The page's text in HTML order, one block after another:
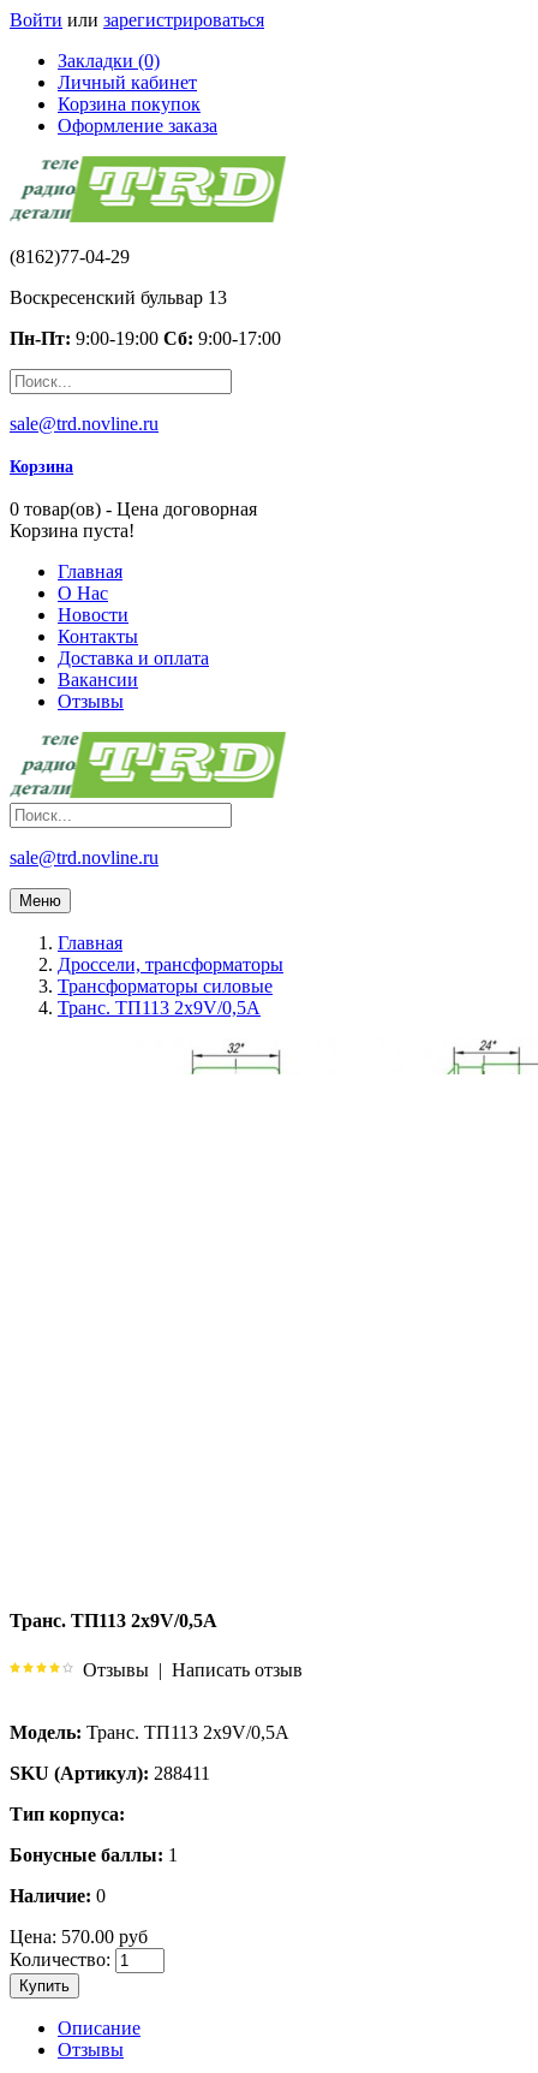
Войти или зарегистрироваться
Закладки (0)
Личный кабинет
Корзина покупок
Оформление заказа
(8162)77-04-29
Воскресенский бульвар 13
Пн-Пт: 9:00-19:00 Сб: 9:00-17:00
sale@trd.novline.ru
Корзина
0 товар(ов) - Цена договорная
Корзина пуста!
Главная
О Нас
Новости
Контакты
Доставка и оплата
Вакансии
Отзывы
sale@trd.novline.ru
Меню
Главная
Дроссели, трансформаторы
Трансформаторы силовые
Транс. ТП113 2х9V/0,5A
Транс. ТП113 2х9V/0,5A
Отзывы | Написать отзыв
Модель: Транс. ТП113 2х9V/0,5A
SKU (Артикул): 288411
Тип корпуса:
Бонусные баллы: 1
Наличие: 0
Цена: 570.00 руб
Количество:
Купить
Описание
Отзывы